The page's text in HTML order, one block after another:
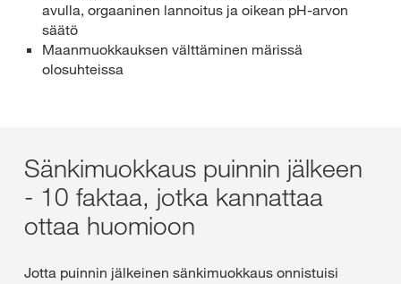
avulla, orgaaninen lannoitus ja oikean pH-arvon
säätö
Maanmuokkauksen välttäminen märissä
olosuhteissa
Sänkimuokkaus puinnin jälkeen
- 10 faktaa, jotka kannattaa
ottaa huomioon
Jotta puinnin jälkeinen sänkimuokkaus onnistuisi